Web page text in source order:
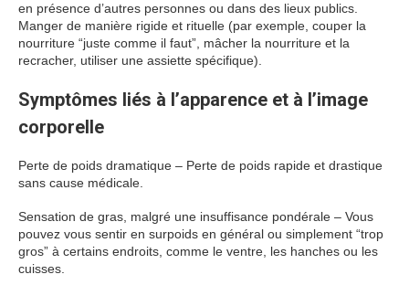
en présence d’autres personnes ou dans des lieux publics.
Manger de manière rigide et rituelle (par exemple, couper la
nourriture “juste comme il faut”, mâcher la nourriture et la
recracher, utiliser une assiette spécifique).
Symptômes liés à l’apparence et à l’image
corporelle
Perte de poids dramatique – Perte de poids rapide et drastique
sans cause médicale.
Sensation de gras, malgré une insuffisance pondérale – Vous
pouvez vous sentir en surpoids en général ou simplement “trop
gros” à certains endroits, comme le ventre, les hanches ou les
cuisses.